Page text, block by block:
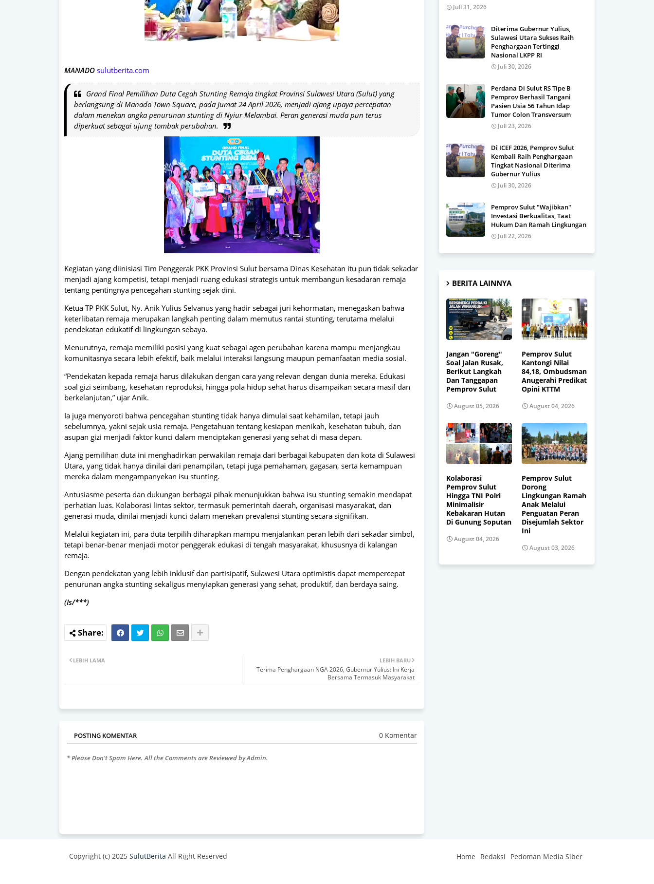
MANADO sulutberita.com
Grand Final Pemilihan Duta Cegah Stunting Remaja tingkat Provinsi Sulawesi Utara (Sulut) yang
berlangsung di Manado Town Square, pada Jumat 24 April 2026, menjadi ajang upaya percepatan
dalam menekan angka penurunan stunting di Nyiur Melambai. Peran generasi muda pun terus
diperkuat sebagai ujung tombak perubahan.
Kegiatan yang diinisiasi Tim Penggerak PKK Provinsi Sulut bersama Dinas Kesehatan itu pun tidak sekadar
menjadi ajang kompetisi, tetapi menjadi ruang edukasi strategis untuk membangun kesadaran remaja
tentang pentingnya pencegahan stunting sejak dini.
Ketua TP PKK Sulut, Ny. Anik Yulius Selvanus yang hadir sebagai juri kehormatan, menegaskan bahwa
keterlibatan remaja merupakan langkah penting dalam memutus rantai stunting, terutama melalui
pendekatan edukatif di lingkungan sebaya.
Menurutnya, remaja memiliki posisi yang kuat sebagai agen perubahan karena mampu menjangkau
komunitasnya secara lebih efektif, baik melalui interaksi langsung maupun pemanfaatan media sosial.
“Pendekatan kepada remaja harus dilakukan dengan cara yang relevan dengan dunia mereka. Edukasi
soal gizi seimbang, kesehatan reproduksi, hingga pola hidup sehat harus disampaikan secara masif dan
berkelanjutan,” ujar Anik.
Ia juga menyoroti bahwa pencegahan stunting tidak hanya dimulai saat kehamilan, tetapi jauh
sebelumnya, yakni sejak usia remaja. Pengetahuan tentang kesiapan menikah, kesehatan tubuh, dan
asupan gizi menjadi faktor kunci dalam menciptakan generasi yang sehat di masa depan.
Ajang pemilihan duta ini menghadirkan perwakilan remaja dari berbagai kabupaten dan kota di Sulawesi
Utara, yang tidak hanya dinilai dari penampilan, tetapi juga pemahaman, gagasan, serta kemampuan
mereka dalam mengampanyekan isu stunting.
Antusiasme peserta dan dukungan berbagai pihak menunjukkan bahwa isu stunting semakin mendapat
perhatian luas. Kolaborasi lintas sektor, termasuk pemerintah daerah, organisasi masyarakat, dan
generasi muda, dinilai menjadi kunci dalam menekan prevalensi stunting secara signifikan.
Melalui kegiatan ini, para duta terpilih diharapkan mampu menjalankan peran lebih dari sekadar simbol,
tetapi benar-benar menjadi motor penggerak edukasi di tengah masyarakat, khususnya di kalangan
remaja.
Dengan pendekatan yang lebih inklusif dan partisipatif, Sulawesi Utara optimistis dapat mempercepat
penurunan angka stunting sekaligus menyiapkan generasi yang sehat, produktif, dan berdaya saing.
(Is/***)
LEBIH BARU
Terima Penghargaan NGA 2026, Gubernur Yulius: Ini Kerja
Bersama Termasuk Masyarakat
LEBIH LAMA
POSTING KOMENTAR 0 Komentar
* Please Don't Spam Here. All the Comments are Reviewed by Admin.
Juli 31, 2026
Diterima Gubernur Yulius,
Sulawesi Utara Sukses Raih
Penghargaan Tertinggi
Nasional LKPP RI
Juli 30, 2026
Perdana Di Sulut RS Tipe B
Pemprov Berhasil Tangani
Pasien Usia 56 Tahun Idap
Tumor Colon Transversum
Juli 23, 2026
Di ICEF 2026, Pemprov Sulut
Kembali Raih Penghargaan
Tingkat Nasional Diterima
Gubernur Yulius
Juli 30, 2026
Pemprov Sulut "Wajibkan"
Investasi Berkualitas, Taat
Hukum Dan Ramah Lingkungan
Juli 22, 2026
BERITA LAINNYA
Jangan "Goreng"
Soal Jalan Rusak,
Berikut Langkah
Dan Tanggapan
Pemprov Sulut
August 05, 2026
Pemprov Sulut
Kantongi Nilai
84,18, Ombudsman
Anugerahi Predikat
Opini KTTM
August 04, 2026
Kolaborasi
Pemprov Sulut
Hingga TNI Polri
Minimalisir
Kebakaran Hutan
Di Gunung Soputan
August 04, 2026
Pemprov Sulut
Dorong
Lingkungan Ramah
Anak Melalui
Penguatan Peran
Disejumlah Sektor
Ini
August 03, 2026
Home Redaksi Pedoman Media Siber
Copyright (c) 2025 SulutBerita All Right Reserved